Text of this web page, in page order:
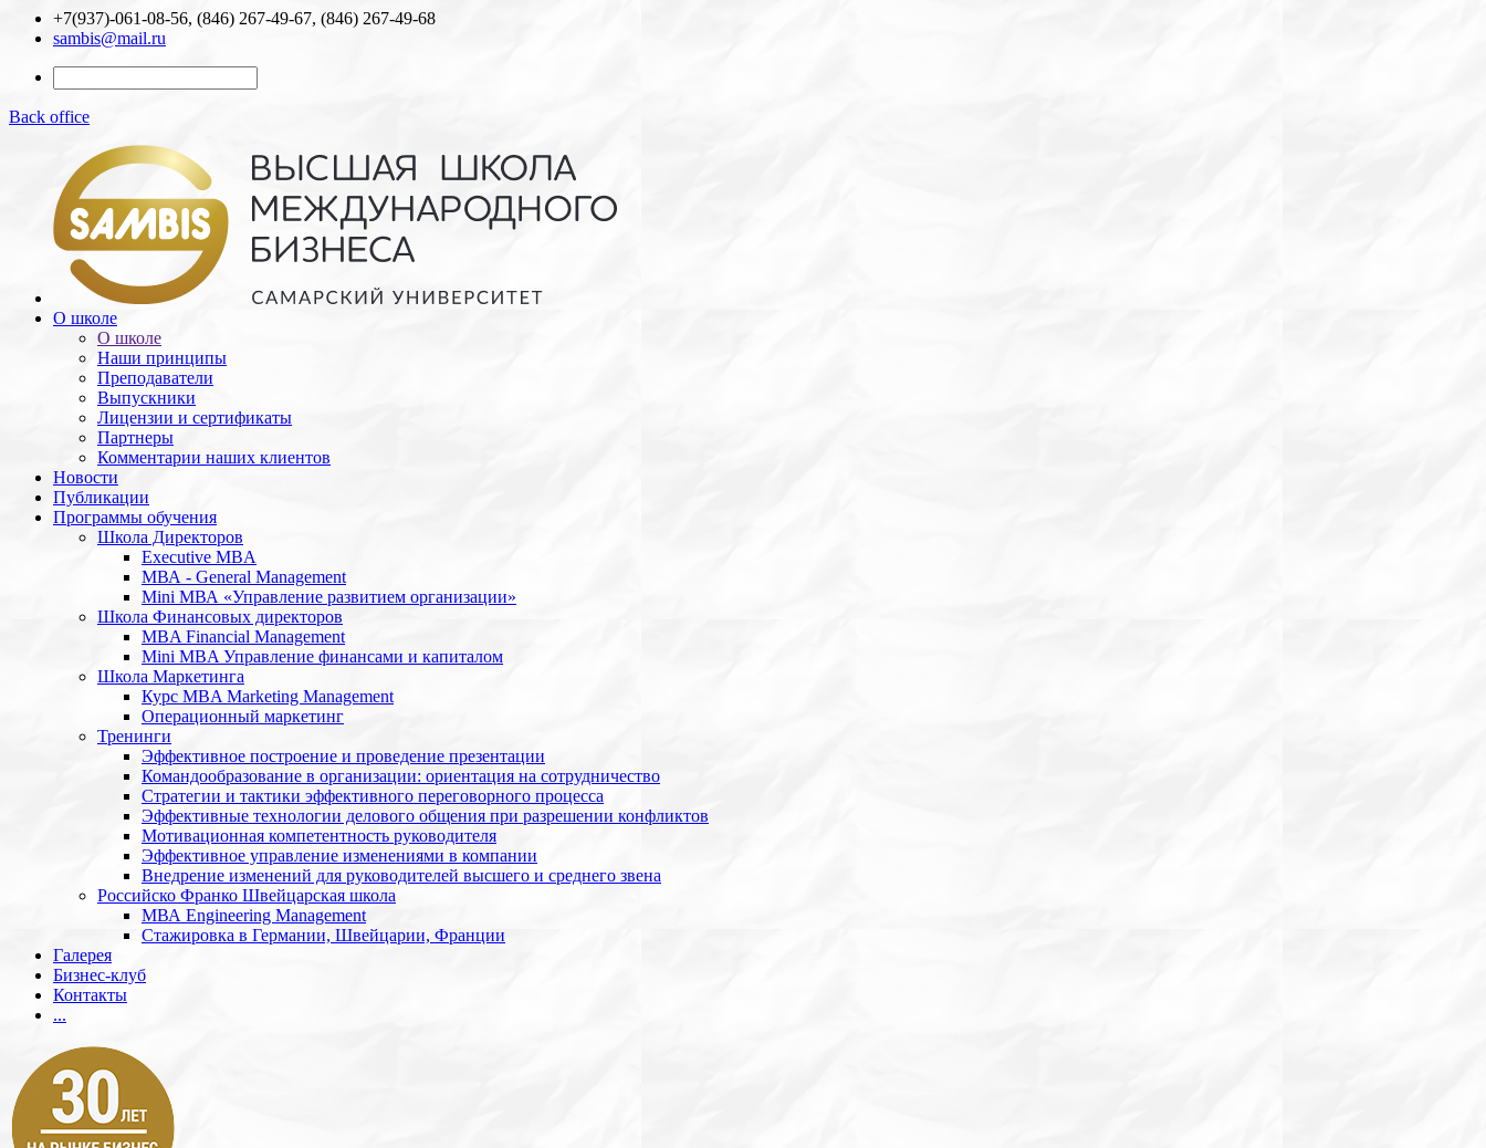
+7(937)-061-08-56, (846) 267-49-67, (846) 267-49-68
sambis@mail.ru
Back office
О школе
О школе
Наши принципы
Преподаватели
Выпускники
Лицензии и cертификаты
Партнеры
Комментарии наших клиентов
Новости
Публикации
Программы обучения
Школа Директоров
Executive MBA
МВА - General Management
Mini МВА «Управление развитием организации»
Школа Финансовых директоров
MBA Financial Management
Mini MBA Управление финансами и капиталом
Школа Маркетинга
Курс MBA Marketing Management
Операционный маркетинг
Тренинги
Эффективное построение и проведение презентации
Командообразование в организации: ориентация на сотрудничество
Стратегии и тактики эффективного переговорного процесса
Эффективные технологии делового общения при разрешении конфликтов
Мотивационная компетентность руководителя
Эффективное управление изменениями в компании
Внедрение изменений для руководителей высшего и среднего звена
Российско Франко Швейцарская школа
МВА Engineering Management
Стажировка в Германии, Швейцарии, Франции
Галерея
Бизнес-клуб
Контакты
...